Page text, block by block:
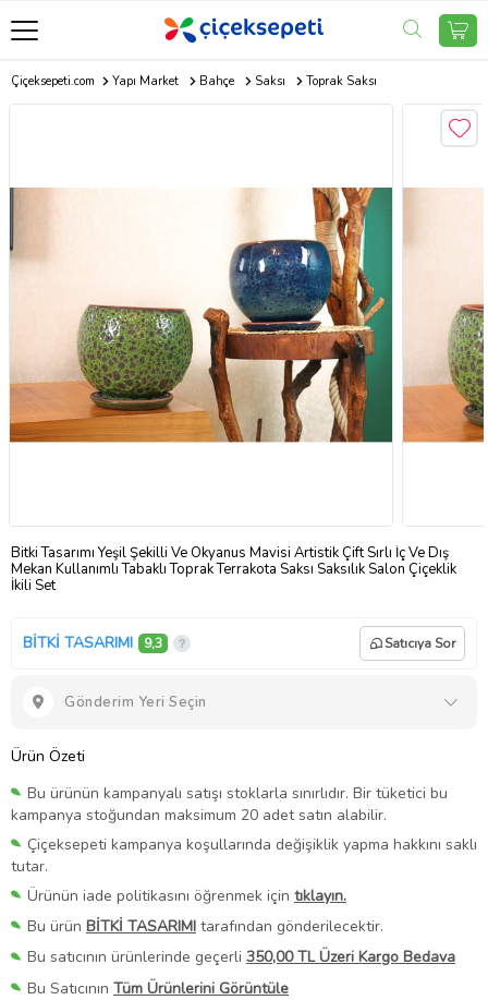
Çiçeksepeti.com Yapı Market Bahçe Saksı Toprak Saksı
Bitki Tasarımı Yeşil Şekilli Ve Okyanus Mavisi Artistik Çift Sırlı İç Ve Dış
Mekan Kullanımlı Tabaklı Toprak Terrakota Saksı Saksılık Salon Çiçeklik
İkili Set
BİTKİ TASARIMI 9,3 Satıcıya Sor
Gönderim Yeri Seçin
Ürün Özeti
Bu ürünün kampanyalı satışı stoklarla sınırlıdır. Bir tüketici bu
kampanya stoğundan maksimum 20 adet satın alabilir.
Çiçeksepeti kampanya koşullarında değişiklik yapma hakkını saklı
tutar.
Ürünün iade politikasını öğrenmek için tıklayın.
Bu ürün BİTKİ TASARIMI tarafından gönderilecektir.
Bu satıcının ürünlerinde geçerli 350,00 TL Üzeri Kargo Bedava
Bu Satıcının Tüm Ürünlerini Görüntüle